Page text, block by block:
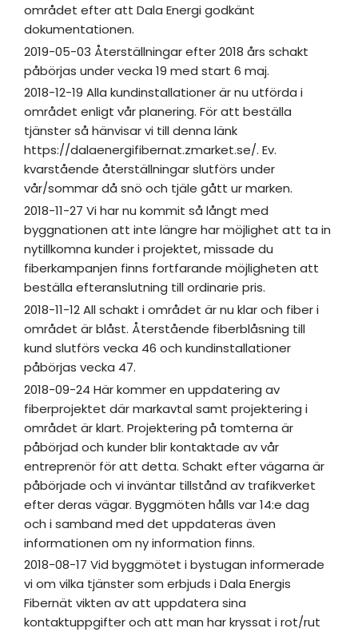
området efter att Dala Energi godkänt
dokumentationen.
2019-05-03 Återställningar efter 2018 års schakt
påbörjas under vecka 19 med start 6 maj.
2018-12-19 Alla kundinstallationer är nu utförda i
området enligt vår planering. För att beställa
tjänster så hänvisar vi till denna länk
https://dalaenergifibernat.zmarket.se/. Ev.
kvarstående återställningar slutförs under
vår/sommar då snö och tjäle gått ur marken.
2018-11-27 Vi har nu kommit så långt med
byggnationen att inte längre har möjlighet att ta in
nytillkomna kunder i projektet, missade du
fiberkampanjen finns fortfarande möjligheten att
beställa efteranslutning till ordinarie pris.
2018-11-12 All schakt i området är nu klar och fiber i
området är blåst. Återstående fiberblåsning till
kund slutförs vecka 46 och kundinstallationer
påbörjas vecka 47.
2018-09-24 Här kommer en uppdatering av
fiberprojektet där markavtal samt projektering i
området är klart. Projektering på tomterna är
påbörjad och kunder blir kontaktade av vår
entreprenör för att detta. Schakt efter vägarna är
påbörjade och vi inväntar tillstånd av trafikverket
efter deras vägar. Byggmöten hålls var 14:e dag
och i samband med det uppdateras även
informationen om ny information finns.
2018-08-17 Vid byggmötet i bystugan informerade
vi om vilka tjänster som erbjuds i Dala Energis
Fibernät vikten av att uppdatera sina
kontaktuppgifter och att man har kryssat i rot/rut